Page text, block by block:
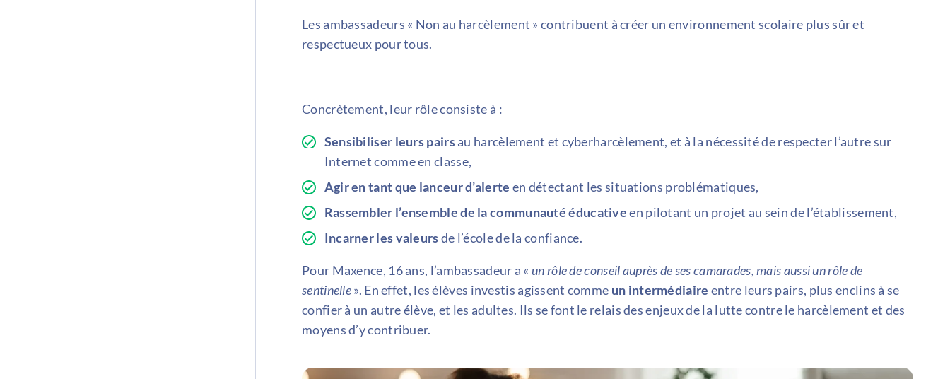
Les ambassadeurs « Non au harcèlement » contribuent à créer un environnement scolaire plus sûr et
respectueux pour tous.
Concrètement, leur rôle consiste à :
Sensibiliser leurs pairsau harcèlement et cyberharcèlement, et à la nécessité de respecter l’autre sur
Internet comme en classe,
Agir en tant que lanceur d’alerte en détectant les situations problématiques,
Rassembler l’ensemble de la communauté éducativeen pilotant un projet au sein de l’établissement,
Incarner les valeursde l’école de la confiance.
Pour Maxence, 16 ans, l’ambassadeur a « un rôle de conseil auprès de ses camarades, mais aussi un rôle de
sentinelle». En effet, les élèves investis agissent comme un intermédiaire entre leurs pairs, plus enclins à se
confier à un autre élève, et les adultes. Ils se font le relais des enjeux de la lutte contre le harcèlement et des
moyens d’y contribuer.